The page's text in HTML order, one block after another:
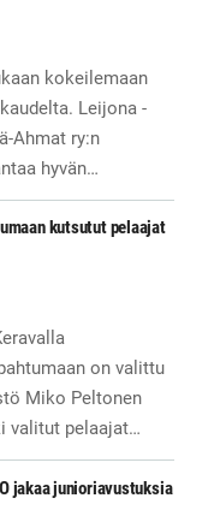
kokeilemaan
Leijona -
Ahmat ry:n
hyvän…
kutsutut pelaajat
on valittu
Miko Peltonen
valitut pelaajat…
jakaa junioriavustuksia